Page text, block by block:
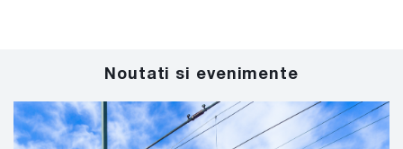
Noutati si evenimente